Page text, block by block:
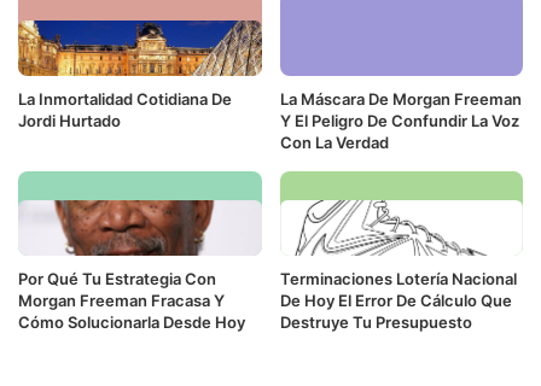
La Inmortalidad Cotidiana De
Jordi Hurtado
La Máscara De Morgan Freeman
Y El Peligro De Confundir La Voz
Con La Verdad
Por Qué Tu Estrategia Con
Morgan Freeman Fracasa Y
Cómo Solucionarla Desde Hoy
Terminaciones Lotería Nacional
De Hoy El Error De Cálculo Que
Destruye Tu Presupuesto